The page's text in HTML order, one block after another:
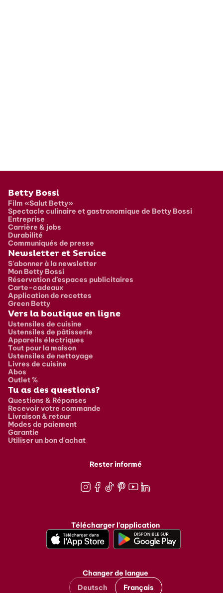
Pied de page
Betty Bossi
Film «Salut Betty»
Spectacle culinaire et gastronomique de Betty Bossi
Entreprise
Carrière & jobs
Durabilité
Communiqués de presse
Newsletter et Service
S'abonner à la newsletter
Mon Betty Bossi
Réservation d’espaces publicitaires
Carte-cadeaux
Application de recettes
Green Betty
Vers la boutique en ligne
Ustensiles de cuisine
Ustensiles de pâtisserie
Appareils électriques
Tout pour la maison
Ustensiles de nettoyage
Livres de cuisine
Abos
Outlet %
Tu as des questions?
Questions & Réponses
Recevoir votre commande
Livraison & retour
Modes de paiement
Garantie
Utiliser un bon d'achat
Rester informé
Télécharger l'application
Changer de langue
Deutsch
Français